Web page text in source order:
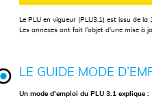
Le PLU en vigueur (PLU3.1) est issu de la
Les annexes ont fait l’objet d’une mise
LE GUIDE MODE
Un mode d’emploi du PLU 3.1 explique :